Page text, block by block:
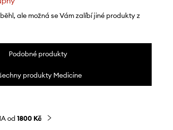
ale možná se Vám zalíbí jiné produkty z
Podobné produkty
produkty Medicine
od 1800 Kč